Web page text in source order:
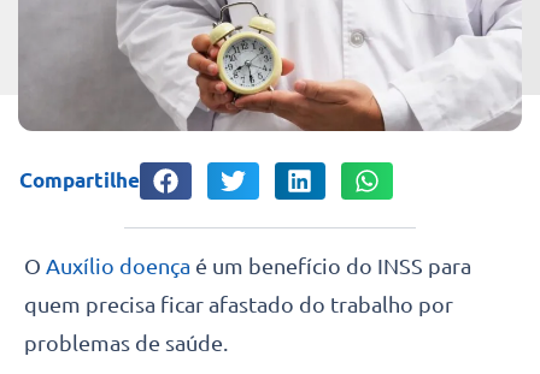
Compartilhe
O Auxílio doença é um benefício do INSS para
quem precisa ficar afastado do trabalho por
problemas de saúde.